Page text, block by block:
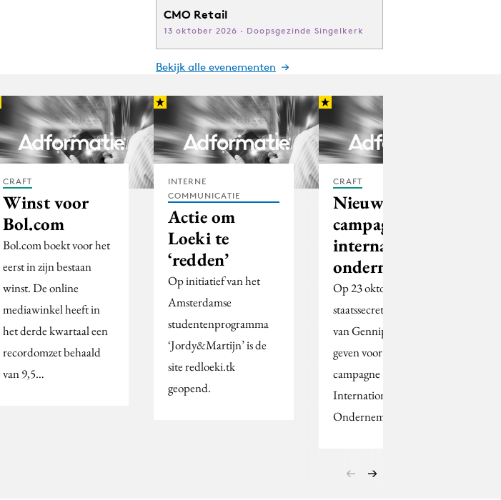
CMO Retail
13 oktober 2026 · Doopsgezinde Singelkerk
Bekijk alle evenementen
CRAFT
Winst voor
Bol.com
Bol.com boekt voor het
eerst in zijn bestaan
winst. De online
mediawinkel heeft in
het derde kwartaal een
recordomzet behaald
van 9,5…
INTERNE
COMMUNICATIE
Actie om
Loeki te
‘redden’
Op initiatief van het
Amsterdamse
studentenprogramma
‘Jordy&Martijn’ is de
site redloeki.tk
geopend.
CRAFT
Nieuwe
campagne
internationaal
ondernemen
Op 23 oktober zal
staatssecretaris Karien
van Gennip het startsein
geven voor de
campagne
Internationaal
Ondernemen.